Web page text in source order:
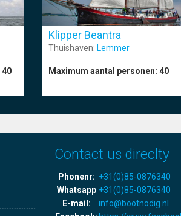
40
Klipper Beantra
Thuishaven: Lemmer
Maximum aantal personen: 40
Contact us direclty
Phonenr: +31(0)85-0876340
Whatsapp +31(0)85-0876340
E-mail:
info@bootnodig.nl